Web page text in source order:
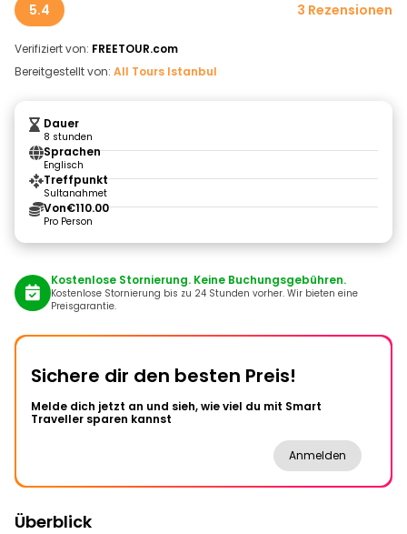
5.4 3 Rezensionen
Verifiziert von: FREETOUR.com
Bereitgestellt von: All Tours Istanbul
Dauer
8 stunden
Sprachen
Englisch
Treffpunkt
Sultanahmet
Von€110.00
Pro Person
Kostenlose Stornierung. Keine Buchungsgebühren.
Kostenlose Stornierung bis zu 24 Stunden vorher. Wir bieten eine
Preisgarantie.
Sichere dir den besten Preis!
Melde dich jetzt an und sieh, wie viel du mit Smart
Traveller sparen kannst
Anmelden
Überblick